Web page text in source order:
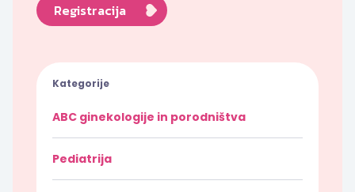
Registracija
Kategorije
ABC ginekologije in porodništva
Pediatrija